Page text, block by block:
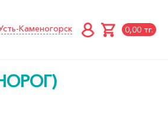
Каменогорск 0,00 тг.